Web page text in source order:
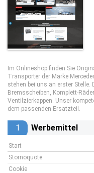
Im Onlineshop finden Sie
Transporter der Marke
stehen bei uns an erster Stelle.
Bremsscheiben, Komplett-
Ventilzierkappen. Unser
dem passenden Ersatzteil.
1 Werbemittel
Start
Stornoquote
Cookie